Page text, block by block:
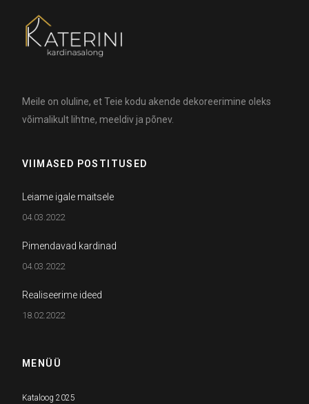
Meile on oluline, et Teie kodu akende dekoreerimine oleks
võimalikult lihtne, meeldiv ja põnev.
VIIMASED POSTITUSED
Leiame igale maitsele
04.03.2022
Pimendavad kardinad
04.03.2022
Realiseerime ideed
18.02.2022
MENÜÜ
Kataloog 2025